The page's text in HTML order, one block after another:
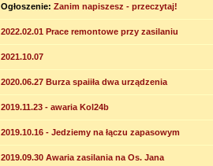
Ogłoszenie: Zanim napiszesz - przeczytaj!
2022.02.01 Prace remontowe przy zasilaniu
2021.10.07
2020.06.27 Burza spaiiła dwa urządzenia
2019.11.23 - awaria Kol24b
2019.10.16 - Jedziemy na łączu zapasowym
2019.09.30 Awaria zasilania na Os. Jana